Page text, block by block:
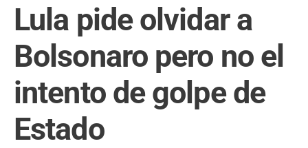
Lula pide olvidar a
Bolsonaro pero no el
intento de golpe de
Estado